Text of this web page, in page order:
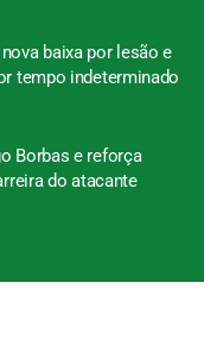
baixa por lesão e
tempo indeterminado
Borbas e reforça
do atacante